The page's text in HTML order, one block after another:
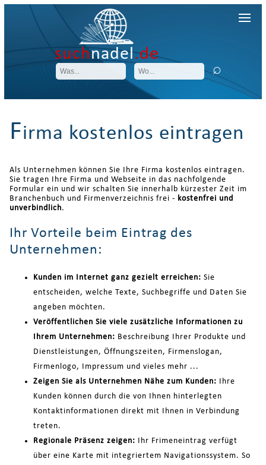
suchnadel.de
Firma kostenlos eintragen
Als Unternehmen können Sie Ihre Firma kostenlos eintragen.
Sie tragen Ihre Firma und Webseite in das nachfolgende
Formular ein und wir schalten Sie innerhalb kürzester Zeit im
Branchenbuch und Firmenverzeichnis frei - kostenfrei und
unverbindlich.
Ihr Vorteile beim Eintrag des
Unternehmen:
Kunden im Internet ganz gezielt erreichen: Sie
entscheiden, welche Texte, Suchbegriffe und Daten Sie
angeben möchten.
Veröffentlichen Sie viele zusätzliche Informationen zu
Ihrem Unternehmen: Beschreibung Ihrer Produkte und
Dienstleistungen, Öffnungszeiten, Firmenslogan,
Firmenlogo, Impressum und vieles mehr ...
Zeigen Sie als Unternehmen Nähe zum Kunden: Ihre
Kunden können durch die von Ihnen hinterlegten
Kontaktinformationen direkt mit Ihnen in Verbindung
treten.
Regionale Präsenz zeigen: Ihr Frimeneintrag verfügt
über eine Karte mit integriertem Navigationssystem. So